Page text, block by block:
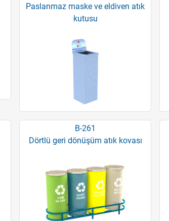
Paslanmaz maske ve eldiven atık
kutusu
B-261
Dörtlü geri dönüşüm atık kovası